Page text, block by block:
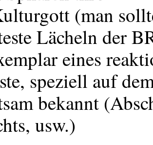
(man
Lächeln der
eines
speziell auf
bekannt
usw.)